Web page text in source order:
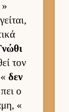
»
τον
«δεν
ο
«